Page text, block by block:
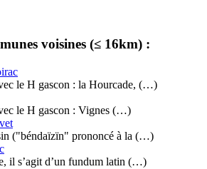
voisines (≤ 16km) :
le H gascon : la Hourcade, (…)
le H gascon : Vignes (…)
("béndaïzïn" prononcé à la (…)
il s’agit d’un fundum latin (…)